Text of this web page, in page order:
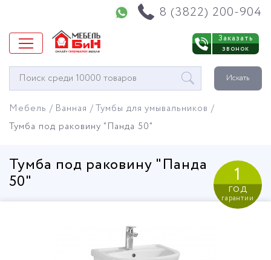
8 (3822) 200-904
Заказать
звонок
Окно
поиска
Искать
Мебель Ванная
Тумбы для умывальников
Тумба под раковину "Панда 50"
Тумба под раковину "Панда
50"
1
год
гарантии